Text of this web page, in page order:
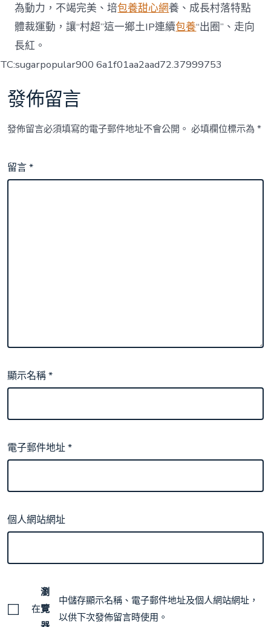
為動力，不竭完美、培包養甜心網養、成長村落特點
體裁運動，讓“村超”這一鄉土IP連續包養“出圈”、走向
長紅。
TC:sugarpopular900 6a1f01aa2aad72.37999753
發佈留言
發佈留言必須填寫的電子郵件地址不會公開。 必填欄位標示為*
留言*
顯示名稱*
電子郵件地址*
個人網站網址
在
瀏
覽
中儲存顯示名稱、電子郵件地址及個人網站網址，
以供下次發佈留言時使用。